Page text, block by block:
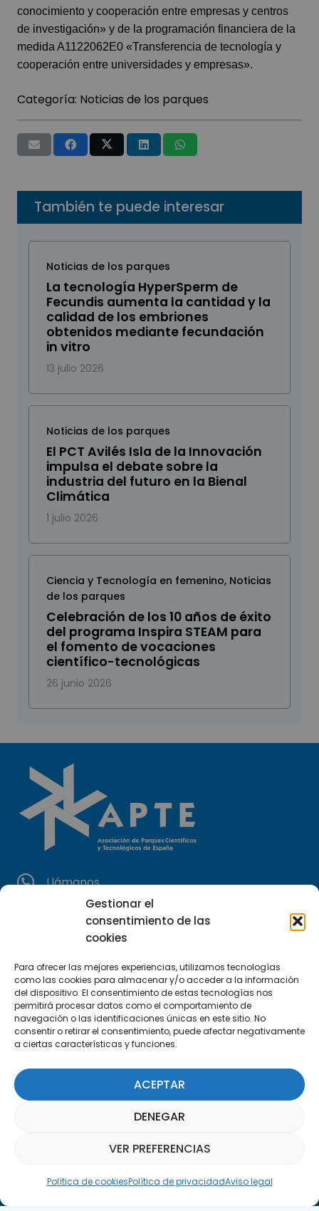
Gestionar el
consentimiento de las
cookies
Para ofrecer las mejores experiencias, utilizamos tecnologías
como las cookies para almacenar y/o acceder a la información
del dispositivo. El consentimiento de estas tecnologías nos
permitirá procesar datos como el comportamiento de
navegación o las identificaciones únicas en este sitio. No
consentir o retirar el consentimiento, puede afectar negativamente
a ciertas características y funciones.
ACEPTAR
DENEGAR
VER PREFERENCIAS
Política de cookiesPolítica de privacidadAviso legal
conocimiento y cooperación entre empresas y centros
de investigación» y de la programación financiera de la
medida A1122062E0 «Transferencia de tecnología y
cooperación entre universidades y empresas».
Categoría: Noticias de los parques
También te puede interesar
Noticias de los parques
La tecnología HyperSperm de
Fecundis aumenta la cantidad y la
calidad de los embriones
obtenidos mediante fecundación
in vitro
13 julio 2026
Noticias de los parques
El PCT Avilés Isla de la Innovación
impulsa el debate sobre la
industria del futuro en la Bienal
Climática
1 julio 2026
Ciencia y Tecnología en femenino, Noticias
de los parques
Celebración de los 10 años de éxito
del programa Inspira STEAM para
el fomento de vocaciones
científico-tecnológicas
26 junio 2026
Llámanos
(+34) 951 23 13 06
Escríbenos
Encuéntranos
C/Marie Curie, 35
29590 Campanillas, Málaga
Suscríbete a nuestra Newsletter
SUSCRÍBETE AQUÍ